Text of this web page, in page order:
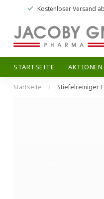
Kostenloser Versand
STARTSEITE AKTIONEN
Startseite / Stiefelreiniger